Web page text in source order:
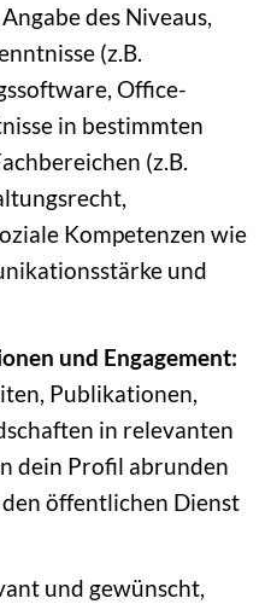
des Niveaus,
(z.B.
Office-
in bestimmten
(z.B.
Kompetenzen wie
und
und Engagement:
Publikationen,
in relevanten
dein Profil abrunden
öffentlichen Dienst
und gewünscht,